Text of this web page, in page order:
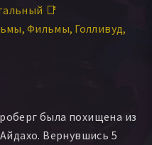
📑
Фильмы Голливуд
была похищена из
Вернувшись 5